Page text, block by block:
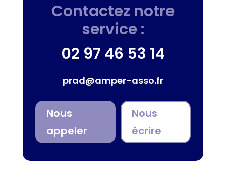
Contactez notre
service :
02 97 46 53 14
prad@amper-asso.fr
Nous
appeler
Nous
écrire